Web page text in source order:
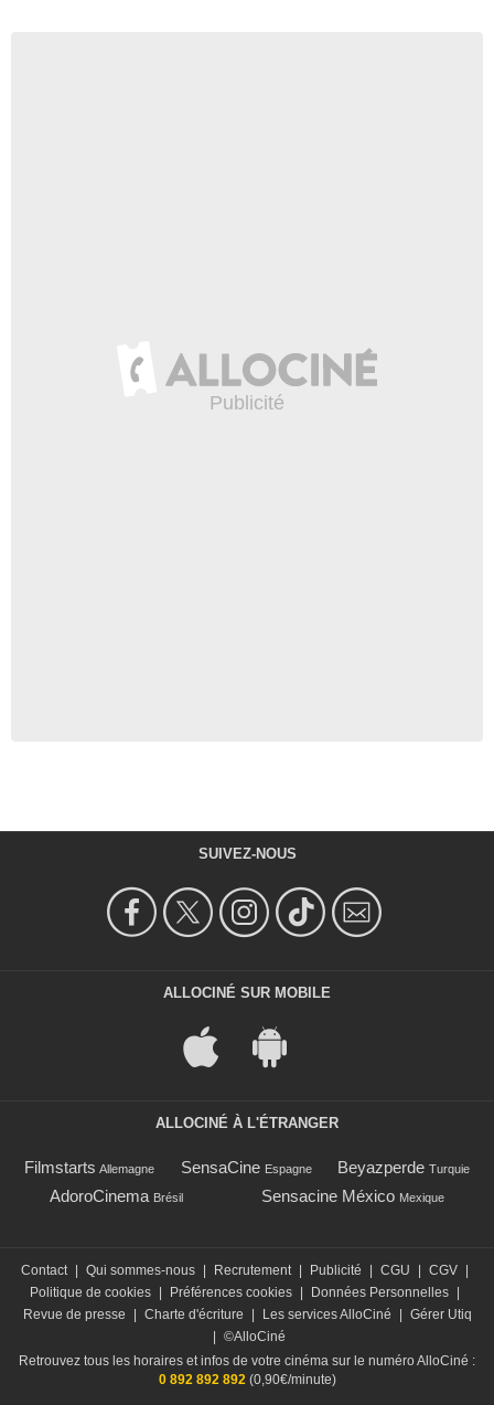
SUIVEZ-NOUS
ALLOCINÉ SUR MOBILE
ALLOCINÉ À L'ÉTRANGER
Filmstarts Allemagne SensaCine Espagne Beyazperde Turquie
AdoroCinema Brésil Sensacine México Mexique
Contact | Qui sommes-nous | Recrutement | Publicité | CGU | CGV |
Politique de cookies | Préférences cookies | Données Personnelles |
Revue de presse
| Charte d'écriture | Les services AlloCiné | Gérer Utiq
| ©AlloCiné
Retrouvez tous les horaires et infos de votre cinéma sur le numéro AlloCiné :
0 892 892 892 (0,90€/minute)